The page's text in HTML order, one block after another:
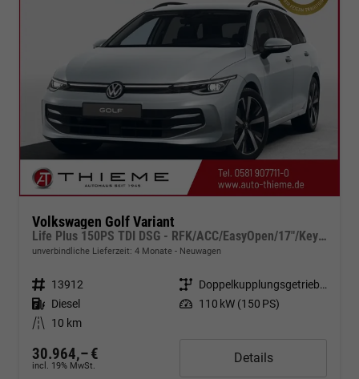
Volkswagen Golf Variant
Life Plus 150PS TDI DSG - RFK/ACC/EasyOpen/17"/Keyless
unverbindliche Lieferzeit: 4 Monate Neuwagen
Fahrzeugnr. 13912 Getriebe
Doppelkupplungsgetriebe (DSG)
Kraftstoff Diesel Leistung 110 kW (150 PS)
Kilometerstand
10 km
30.964,– €
incl. 19% MwSt.
Details